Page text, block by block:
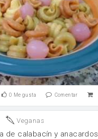
0 Me gusta Comentar
Veganas
de calabacín y anacardos